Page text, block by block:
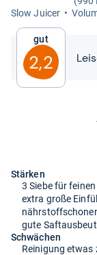
Slow Jui­cer
Gut
2,2
Stärken
3 Siebe für
extra große
gute
Schwächen
Reinigung